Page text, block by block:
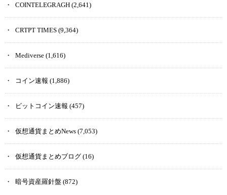
COINTELEGRAGH (2,641)
CRTPT TIMES (9,364)
Mediverse (1,616)
コイン速報 (1,886)
ビットコイン速報 (457)
仮想通貨まとめNews (7,053)
仮想通貨まとめブログ (16)
暗号資産羅針盤 (872)